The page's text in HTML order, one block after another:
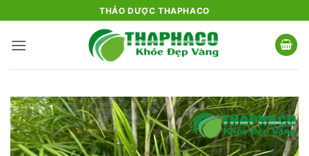
qua
nội
THẢO DƯỢC THAPHACO